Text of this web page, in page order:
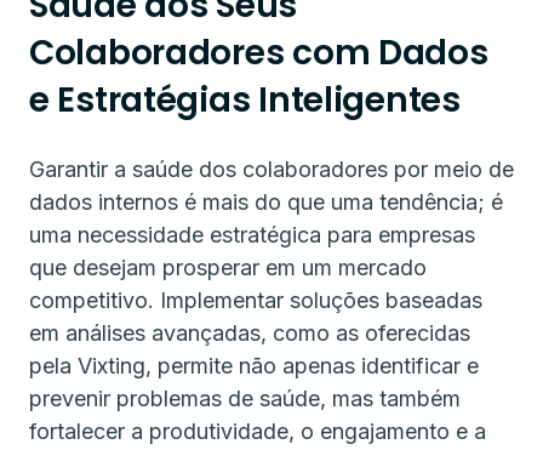
Colaboradores com Dados
e Estratégias Inteligentes
Garantir a saúde dos colaboradores por meio de
dados internos é mais do que uma tendência; é
uma necessidade estratégica para empresas
que desejam prosperar em um mercado
competitivo. Implementar soluções baseadas
em análises avançadas, como as oferecidas
pela Vixting, permite não apenas identificar e
prevenir problemas de saúde, mas também
fortalecer a produtividade, o engajamento e a